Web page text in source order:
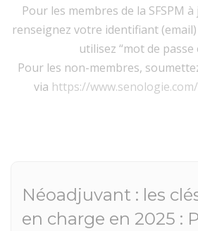
Pour les membres de la SFSPM
renseignez votre identifiant
utilisez “mot de passe
Pour les non-membres,
via https://
Néoadjuvant : les
en charge en 2025 :